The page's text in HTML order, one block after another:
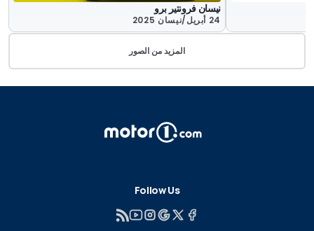
نيسان فرونتير برو
24 أبريل/نيسان 2025
المزيد من الصور
Follow Us